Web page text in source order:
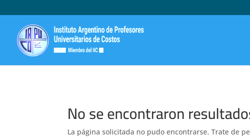
No se encontraron
La página solicitada no pudo encontrarse. Trate de